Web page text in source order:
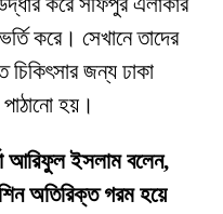
করে। সেখানে তাদের
চিকিৎসার জন্য ঢাকা
হয়।
আরিফুল ইসলাম বলেন,
অতিরিক্ত গরম হয়ে